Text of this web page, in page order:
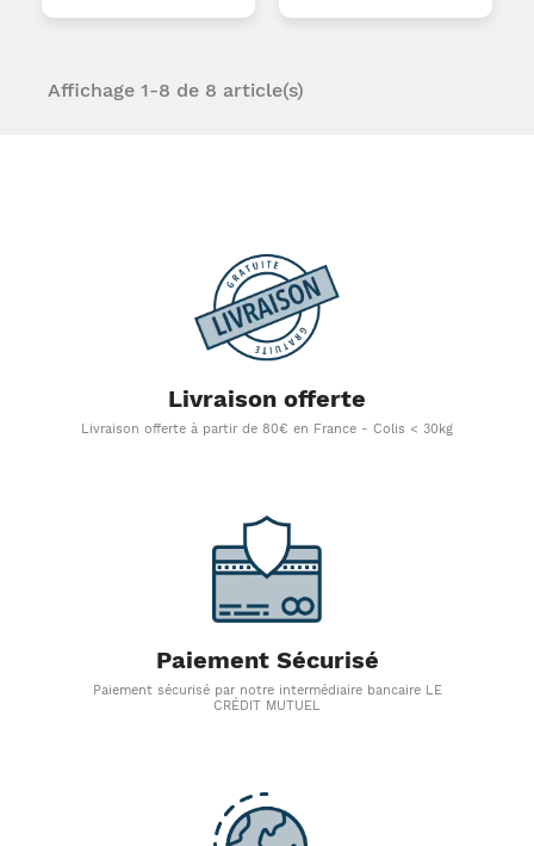
Affichage 1-8 de 8 article(s)
Livraison offerte
Livraison offerte à partir de 80€ en France - Colis < 30kg
Paiement Sécurisé
Paiement sécurisé par notre intermédiaire bancaire LE
CRÉDIT MUTUEL